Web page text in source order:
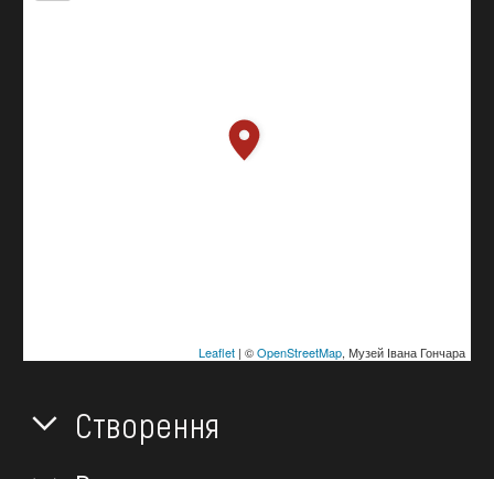
Leaflet| ©OpenStreetMap, Музей Івана Гончара
Створення